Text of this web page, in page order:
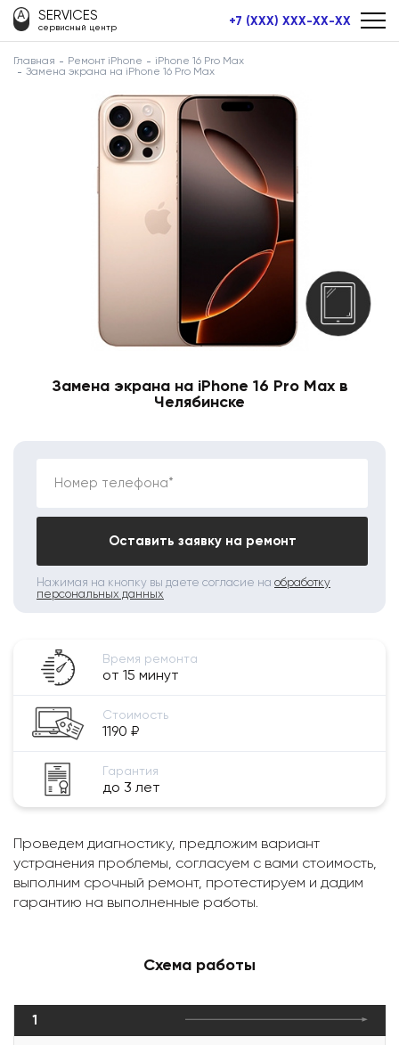
SERVICES
сервисный центр +7 (XXX) XXX-XX-XX
Главная Ремонт iPhone
iPhone 16 Pro Max
Замена экрана на iPhone 16 Pro Max
Замена экрана на iPhone 16 Pro Max в
Челябинске
Номер телефона*
Оставить заявку на ремонт
Нажимая на кнопку вы даете согласие на обработку
персональных данных
Время ремонта
от 15 минут
Стоимость
1190 ₽
Гарантия
до 3 лет
Проведем диагностику, предложим вариант
устранения проблемы, согласуем с вами стоимость,
выполним срочный ремонт, протестируем и дадим
гарантию на выполненные работы.
Схема работы
1